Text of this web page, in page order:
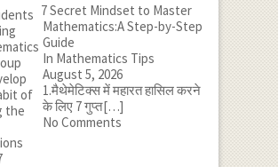
7 Secret Mindset to Master
Mathematics:A Step-by-Step
Guide
In Mathematics Tips
August 5, 2026
1.मैथेमेटिक्स में महारत हासिल करने
के लिए 7 गुप्त[…]
No Comments